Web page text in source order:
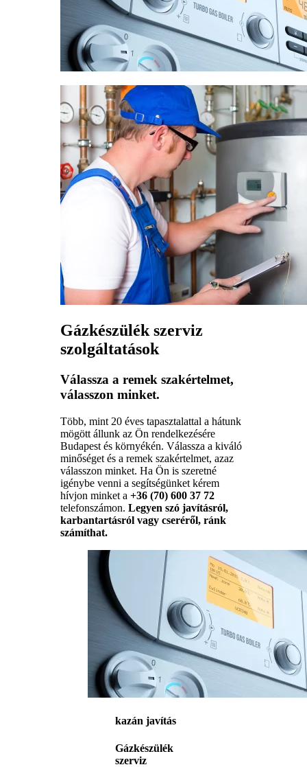
Gázkészülék szerviz
szolgáltatások
Válassza a remek szakértelmet,
válasszon minket.
Több, mint 20 éves tapasztalattal a hátunk
mögött állunk az Ön rendelkezésére
Budapest és környékén. Válassza a kiváló
minőséget és a remek szakértelmet, azaz
válasszon minket. Ha Ön is szeretné
igénybe venni a segítségünket kérem
hívjon minket a +36 (70) 600 37 72
telefonszámon. Legyen szó javításról,
karbantartásról vagy cseréről, ránk
számíthat.
kazán javítás
Gázkészülék
szerviz